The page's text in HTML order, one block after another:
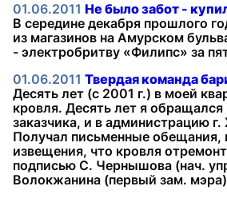
01.06.2011 Не было забот -
В середине декабря прошлого
из магазинов на Амурском
- электробритву «Филипс» за
01.06.2011 Твердая команда
Десять лет (с 2001 г.) в моей
кровля. Десять лет я
заказчика, и в администрацию г.
Получал письменные обещания,
извещения, что кровля
подписью С. Чернышова (нач.
Волокжанина (первый зам.